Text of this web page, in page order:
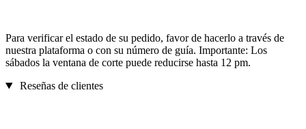
Para verificar el estado de su pedido, favor de hacerlo a través de
nuestra plataforma o con su número de guía. Importante: Los
sábados la ventana de corte puede reducirse hasta 12 pm.
Reseñas de clientes